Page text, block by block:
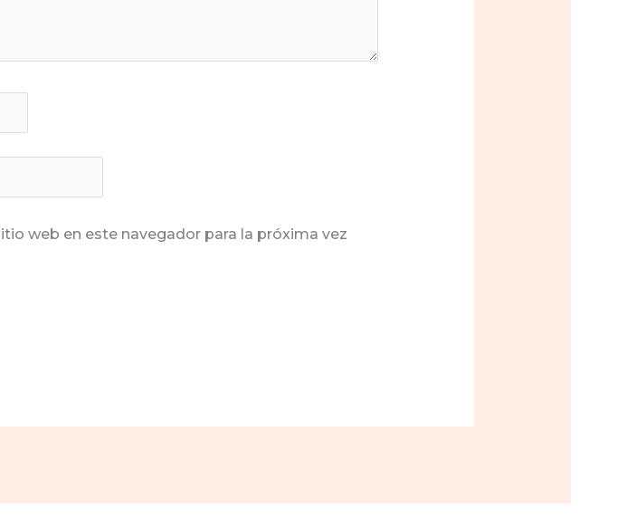
web en este navegador para la próxima vez